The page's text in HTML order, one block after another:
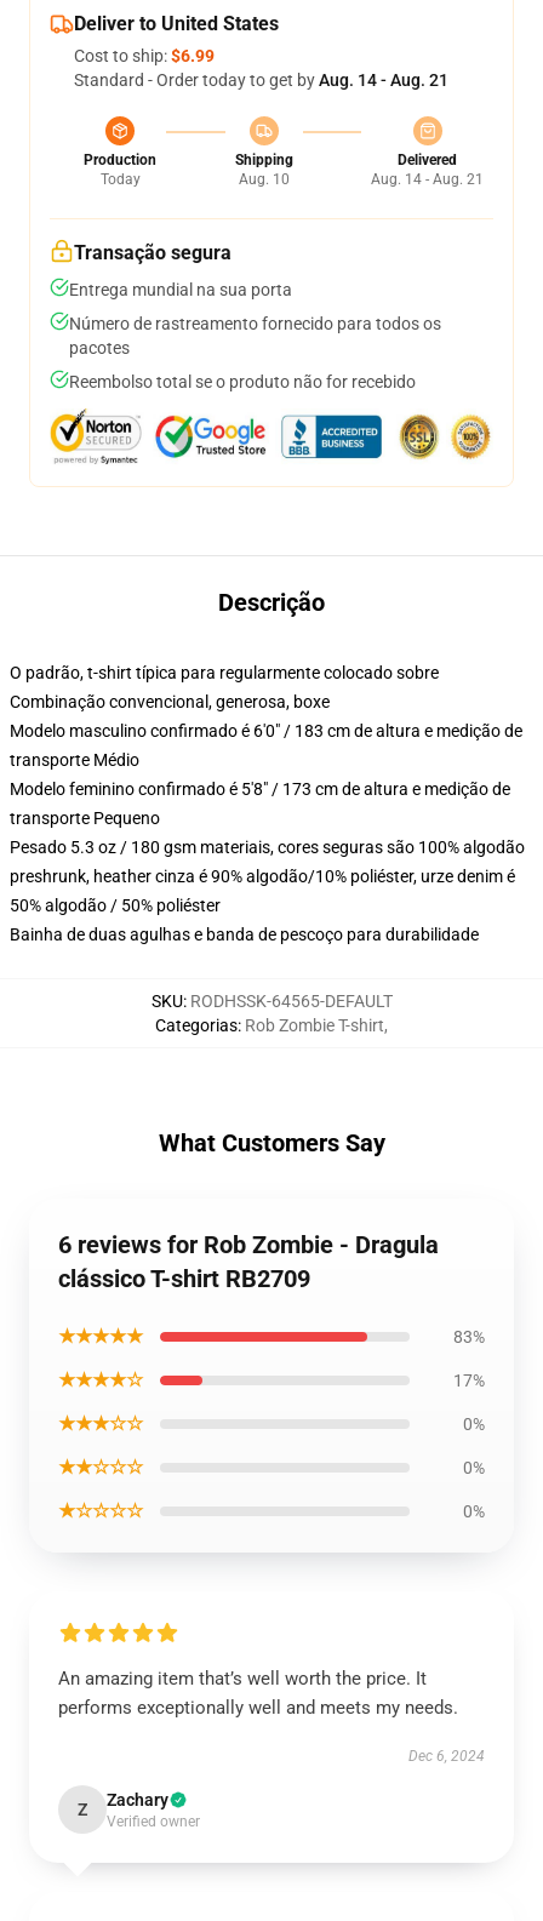
Deliver to United States
Cost to ship:$6.99
Standard - Order today to get byAug. 14 - Aug. 21
Production
Today
Shipping
Aug. 10
Delivered
Aug. 14 - Aug. 21
Transação segura
Entrega mundial na sua porta
Número de rastreamento fornecido para todos os
pacotes
Reembolso total se o produto não for recebido
Descrição
O padrão, t-shirt típica para regularmente colocado sobre
Combinação convencional, generosa, boxe
Modelo masculino confirmado é 6'0" / 183 cm de altura e medição de
transporte Médio
Modelo feminino confirmado é 5'8" / 173 cm de altura e medição de
transporte Pequeno
Pesado 5.3 oz / 180 gsm materiais, cores seguras são 100% algodão
preshrunk, heather cinza é 90% algodão/10% poliéster, urze denim é
50% algodão / 50% poliéster
Bainha de duas agulhas e banda de pescoço para durabilidade
SKU: RODHSSK-64565-DEFAULT
Categorias: Rob Zombie T-shirt,
What Customers Say
6 reviews for Rob Zombie - Dragula
clássico T-shirt RB2709
★★★★★ 83%
★★★★☆ 17%
★★★☆☆ 0%
★★☆☆☆ 0%
★☆☆☆☆ 0%
An amazing item that’s well worth the price. It
performs exceptionally well and meets my needs.
Dec 6, 2024
Z Zachary
Verified owner